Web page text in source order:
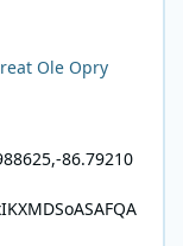
Ole Opry
86.79210